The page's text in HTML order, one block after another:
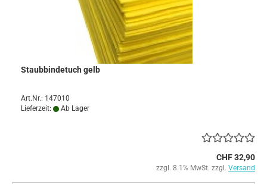
Staubbindetuch gelb
Art.Nr.: 147010
Lieferzeit:
Ab Lager
CHF 32,90
zzgl. 8.1% MwSt. zzgl. Versand